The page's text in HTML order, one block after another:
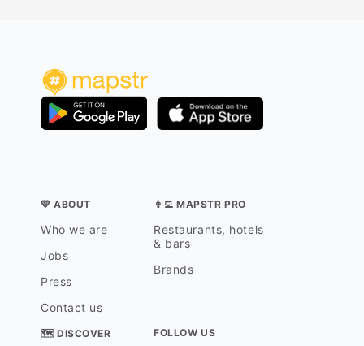
💛 ABOUT
Who we are
Jobs
Press
Contact us
👨‍💻 MAPSTR PRO
Restaurants, hotels
& bars
Brands
🗺 DISCOVER FOLLOW US